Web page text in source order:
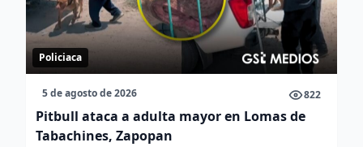
Policiaca
5 de agosto de 2026 822
Pitbull ataca a adulta mayor en Lomas de
Tabachines, Zapopan